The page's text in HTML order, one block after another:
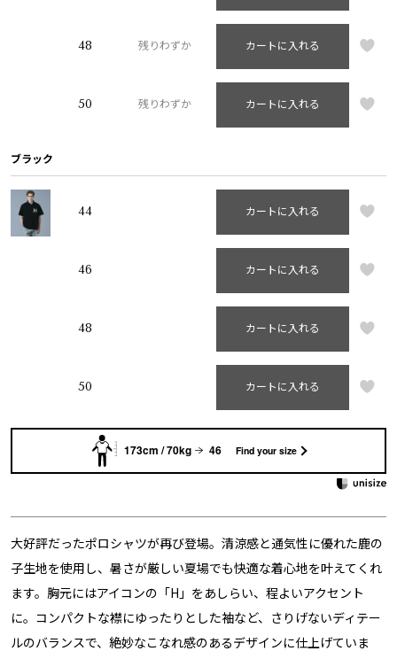
48 残りわずか カートに入れる
50 残りわずか カートに入れる
ブラック
44 カートに入れる
46 カートに入れる
48 カートに入れる
50 カートに入れる
173cm / 70kg 46 Find your size
大好評だったポロシャツが再び登場。清涼感と通気性に優れた鹿の
子生地を使用し、暑さが厳しい夏場でも快適な着心地を叶えてくれ
ます。胸元にはアイコンの「H」をあしらい、程よいアクセント
に。コンパクトな襟にゆったりとした袖など、さりげないディテー
ルのバランスで、絶妙なこなれ感のあるデザインに仕上げていま